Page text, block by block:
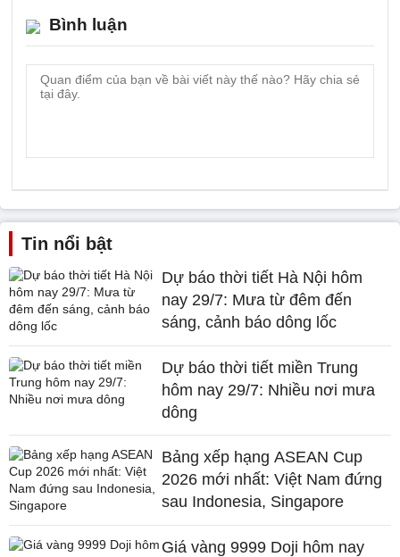
Bình luận
Tin nổi bật
Dự báo thời tiết Hà Nội hôm
nay 29/7: Mưa từ đêm đến
sáng, cảnh báo dông lốc
Dự báo thời tiết miền Trung
hôm nay 29/7: Nhiều nơi mưa
dông
Bảng xếp hạng ASEAN Cup
2026 mới nhất: Việt Nam đứng
sau Indonesia, Singapore
Giá vàng 9999 Doji hôm nay